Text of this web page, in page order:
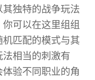
独特的战争玩法
可以在这里组组
匹配的模式与其
相当的刺激有
验不同职业的角